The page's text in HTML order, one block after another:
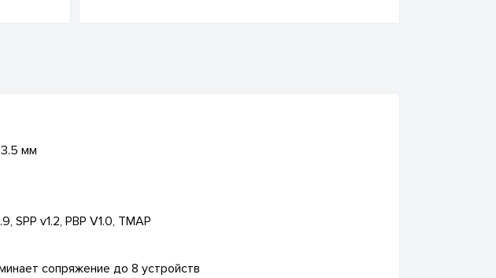
мм
SPP v1.2, PBP V1.0, TMAP
сопряжение до 8 устройств